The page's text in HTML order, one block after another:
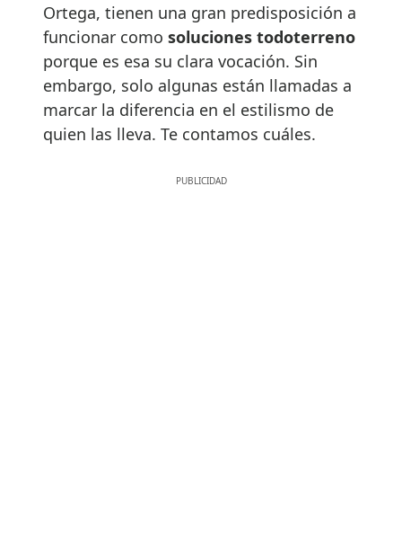
Ortega, tienen una gran predisposición a
funcionar como soluciones todoterreno
porque es esa su clara vocación. Sin
embargo, solo algunas están llamadas a
marcar la diferencia en el estilismo de
quien las lleva. Te contamos cuáles.